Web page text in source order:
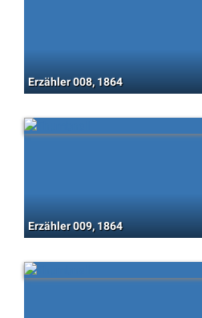
Erzähler 008, 1864
Erzähler 009, 1864